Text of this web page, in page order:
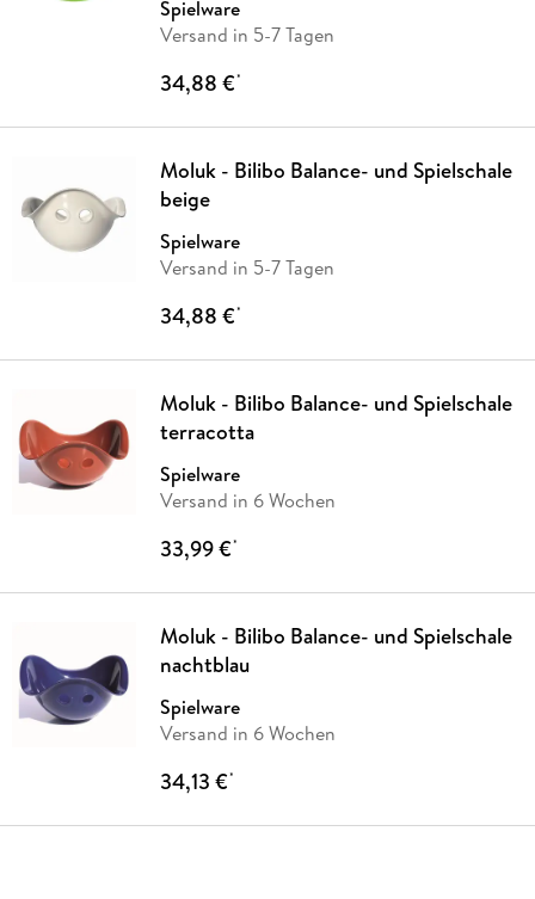
Spielware
Versand in 5-7 Tagen
34,88 €*
Moluk - Bilibo Balance- und Spielschale
beige
Spielware
Versand in 5-7 Tagen
34,88 €*
Moluk - Bilibo Balance- und Spielschale
terracotta
Spielware
Versand in 6 Wochen
33,99 €*
Moluk - Bilibo Balance- und Spielschale
nachtblau
Spielware
Versand in 6 Wochen
34,13 €*